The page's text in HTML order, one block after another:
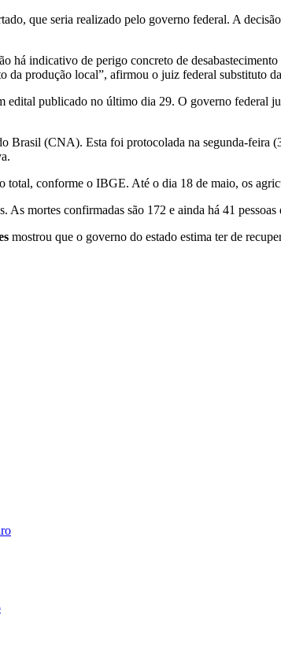
que seria realizado pelo governo federal. A
indicativo de perigo concreto de
produção local”, afirmou o juiz federal substituto
publicado no último dia 29. O governo federal
Brasil (CNA). Esta foi protocolada na segunda-feira
conforme o IBGE. Até o dia 18 de maio, os
mortes confirmadas são 172 e ainda há 41
mostrou que o governo do estado estima ter de